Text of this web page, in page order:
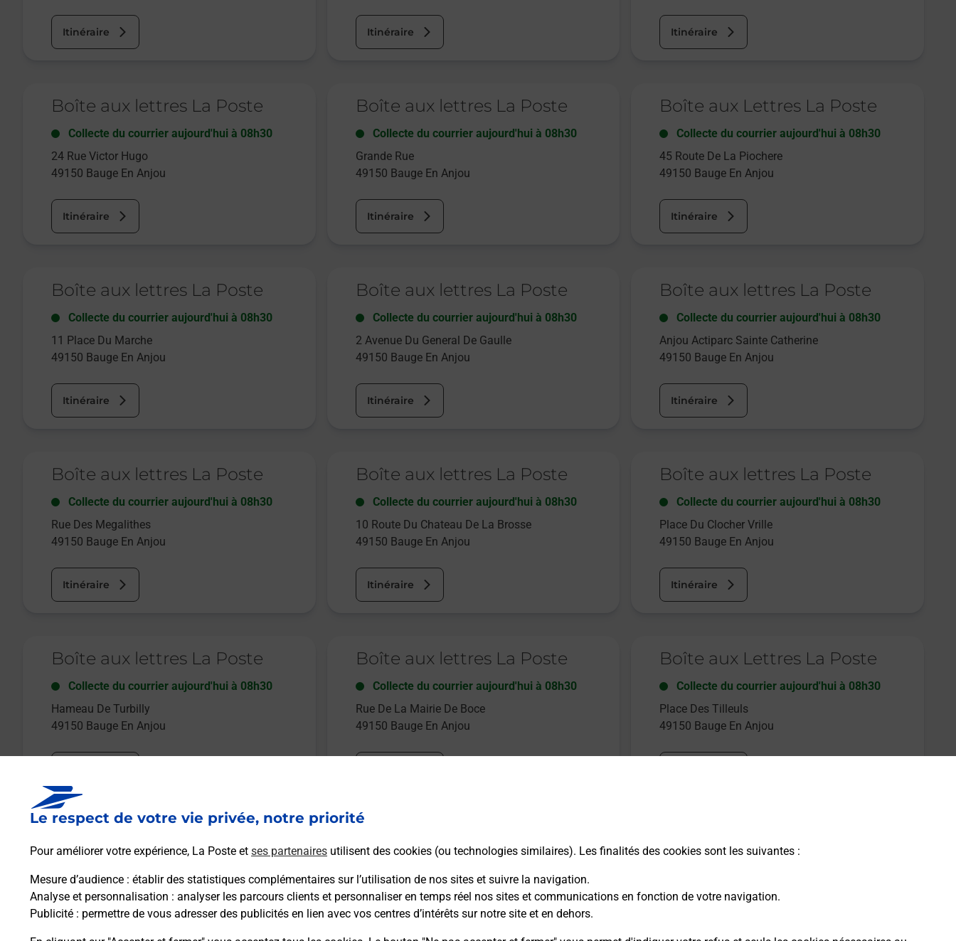
Le respect de votre vie privée, notre priorité
Pour améliorer votre expérience, La Poste et ses partenaires utilisent des cookies (ou technologies similaires). Les finalités des cookies sont les suivantes :
Mesure d’audience : établir des statistiques complémentaires sur l’utilisation de nos sites et suivre la navigation.
Analyse et personnalisation : analyser les parcours clients et personnaliser en temps réel nos sites et communications en fonction de votre navigation.
Publicité : permettre de vous adresser des publicités en lien avec vos centres d’intérêts sur notre site et en dehors.
Itinéraire Itinéraire Itinéraire
Boîte aux lettres La Poste
Collecte du courrier aujourd'hui à 08h30
24 Rue Victor Hugo
49150 Bauge En Anjou
Itinéraire
Boîte aux lettres La Poste
Collecte du courrier aujourd'hui à 08h30
Grande Rue
49150 Bauge En Anjou
Itinéraire
Boîte aux Lettres La Poste
Collecte du courrier aujourd'hui à 08h30
45 Route De La Piochere
49150 Bauge En Anjou
Itinéraire
Boîte aux lettres La Poste
Collecte du courrier aujourd'hui à 08h30
11 Place Du Marche
49150 Bauge En Anjou
Itinéraire
Boîte aux lettres La Poste
Collecte du courrier aujourd'hui à 08h30
2 Avenue Du General De Gaulle
49150 Bauge En Anjou
Itinéraire
Boîte aux lettres La Poste
Collecte du courrier aujourd'hui à 08h30
Anjou Actiparc Sainte Catherine
49150 Bauge En Anjou
Itinéraire
Boîte aux lettres La Poste
Collecte du courrier aujourd'hui à 08h30
Rue Des Megalithes
49150 Bauge En Anjou
Itinéraire
Boîte aux lettres La Poste
Collecte du courrier aujourd'hui à 08h30
10 Route Du Chateau De La Brosse
49150 Bauge En Anjou
Itinéraire
Boîte aux lettres La Poste
Collecte du courrier aujourd'hui à 08h30
Place Du Clocher Vrille
49150 Bauge En Anjou
Itinéraire
Boîte aux lettres La Poste
Collecte du courrier aujourd'hui à 08h30
Hameau De Turbilly
49150 Bauge En Anjou
Boîte aux lettres La Poste
Collecte du courrier aujourd'hui à 08h30
Rue De La Mairie De Boce
49150 Bauge En Anjou
Boîte aux Lettres La Poste
Collecte du courrier aujourd'hui à 08h30
Place Des Tilleuls
49150 Bauge En Anjou
Boîte aux Lettres La Poste
1701 Route Du Pont
49150 Bauge En Anjou
Le lien s'ouvre dans un nouvel onglet
Boîte aux lettres La Poste
27 Rue Du Pont Des Fees
49150 Bauge En Anjou
Le lien s'ouvre dans un nouvel onglet
Boîte aux Lettres La Poste
1 Place Du Village